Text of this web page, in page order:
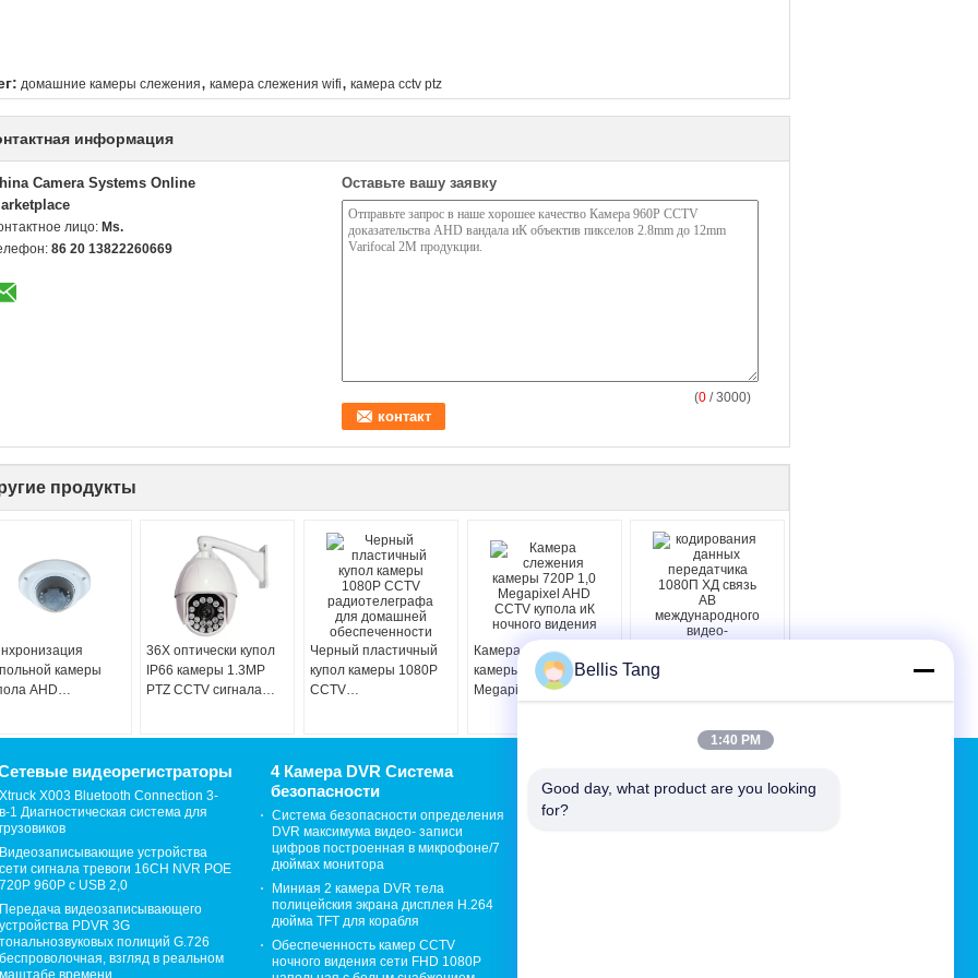
домашние камеры слежения, камера слежения wifi, камера cctv ptz
информация
Camera Systems Online
лицо: Ms.
86 20 13822260669
Оставьте вашу заявку
(0 / 3000)
продукты
камеры
AHD
36X оптически купол
IP66 камеры 1.3MP
PTZ CCTV сигнала
Черный пластичный
купол камеры 1080P
CCTV
Камера слежения
камеры 720P 1,0
Megapixel AHD CCTV
передатчика 1080П
видео- беспроводная
видеорегистраторы
Xtruck X003 Bluetooth Connection 3-
в-1 Диагностическая система для
грузовиков
Видеозаписывающие устройства
сети сигнала тревоги 16CH NVR POE
720P 960P с USB 2,0
Передача видеозаписывающего
устройства PDVR 3G
тональнозвуковых полиций G.726
беспроволочная, взгляд в реальном
маштабе времени
4 Камера DVR Система
безопасности
Система безопасности определения
DVR максимума видео- записи
цифров построенная в микрофоне/7
дюймах монитора
Миниая 2 камера DVR тела
полицейския экрана дисплея H.264
дюйма TFT для корабля
Обеспеченность камер CCTV
ночного видения сети FHD 1080P
Bellis Tang
1:40 PM
Good day, what product are you looking
for?